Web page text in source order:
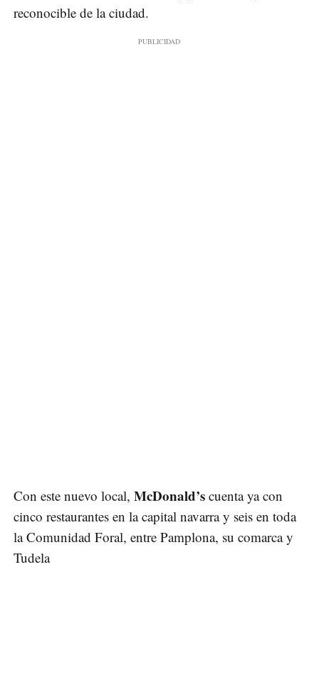
reconocible de la ciudad.
Con este nuevo local, McDonald’s cuenta ya con
cinco restaurantes en la capital navarra y seis en toda
la Comunidad Foral, entre Pamplona, su comarca y
Tudela